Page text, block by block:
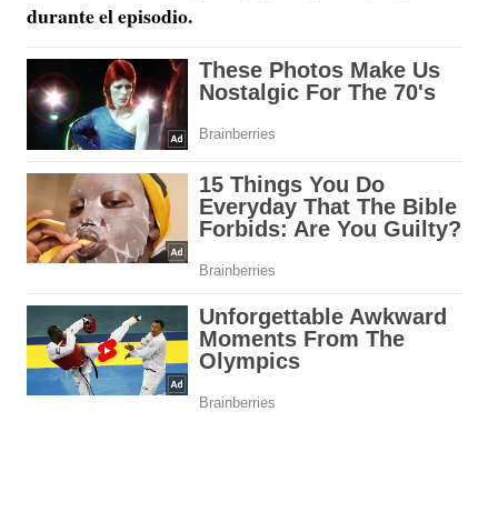
durante el episodio.